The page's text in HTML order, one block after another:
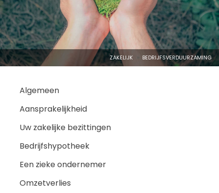
ZAKELIJK BEDRIJFSVERDUURZAMING
Algemeen
Aansprakelijkheid
Uw zakelijke bezittingen
Bedrijfshypotheek
Een zieke ondernemer
Omzetverlies